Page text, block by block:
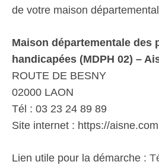
de votre maison
Maison départementale des
handicapées (MDPH 02) –
ROUTE DE BESNY
02000 LAON
Tél : 03 23 24 89 89
Site internet : https://aisne.com
Lien utile pour la démarche :